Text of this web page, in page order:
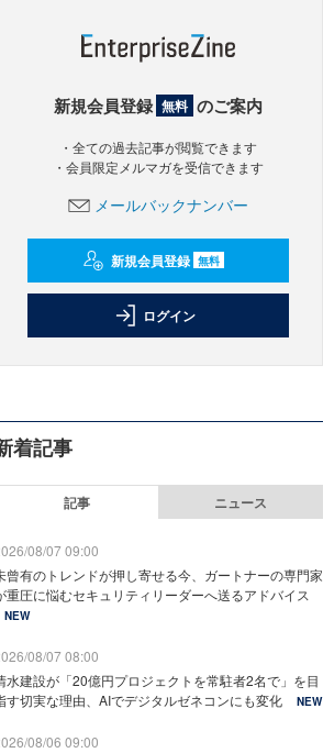
新規会員登録 無料 のご案内
・全ての過去記事が閲覧できます
・会員限定メルマガを受信できます
メールバックナンバー
新規会員登録 無料
ログイン
着記事
記事 ニュース
08/07 09:00
曾有のトレンドが押し寄せる今、ガートナーの専門家
重圧に悩むセキュリティリーダーへ送るアドバイス
NEW
08/07 08:00
水建設が「20億円プロジェクトを常駐者2名で」を目
す切実な理由、AIでデジタルゼネコンにも変化
NEW
08/06 09:00